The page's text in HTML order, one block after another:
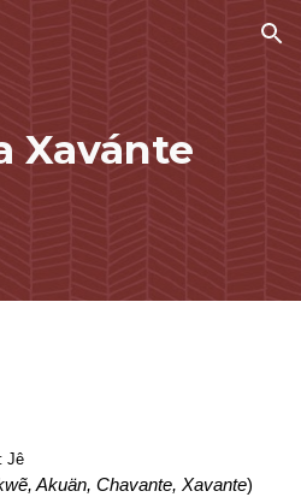
Skip to navigation
Xavánte
Jê
Akuän, Chavante, Xavante)